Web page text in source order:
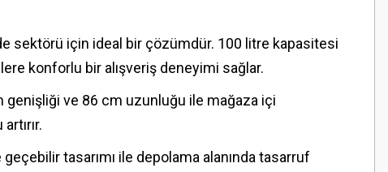
sektörü için ideal bir çözümdür. 100 litre kapasitesi
konforlu bir alışveriş deneyimi sağlar.
genişliği ve 86 cm uzunluğu ile mağaza içi
tasarımı ile depolama alanında tasarruf